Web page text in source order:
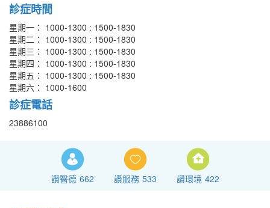
診症時間
星期一： 1000-1300 : 1500-1830
星期二： 1000-1300 : 1500-1830
星期三： 1000-1300 : 1500-1830
星期四： 1000-1300 : 1500-1830
星期五： 1000-1300 : 1500-1830
星期六： 1000-1600
診症電話
23886100
讚醫德 662 讚服務 533 讚環境 422